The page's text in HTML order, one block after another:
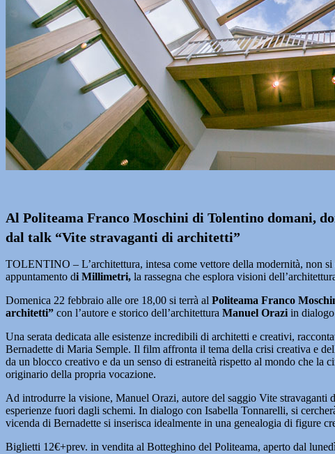
Al Politeama Franco Moschini di Tolentino domani,
dal talk “Vite stravaganti di architetti”
TOLENTINO – L’architettura, intesa come vettore della modernità, non
appuntamento di Millimetri, la rassegna che esplora visioni
Domenica 22 febbraio alle ore 18,00 si terrà al Politeama Franco
architetti” con l’autore e storico dell’architettura Manuel Orazi in
Una serata dedicata alle esistenze incredibili di architetti e creativi,
Bernadette di Maria Semple. Il film affronta il tema della crisi creativa e
da un blocco creativo e da un senso di estraneità rispetto al mondo che
originario della propria vocazione.
Ad introdurre la visione, Manuel Orazi, autore del saggio Vite
esperienze fuori dagli schemi. In dialogo con Isabella Tonnarelli, si
vicenda di Bernadette si inserisca idealmente in una genealogia di figure
Biglietti 12€+prev. in vendita al Botteghino del Politeama, aperto dal